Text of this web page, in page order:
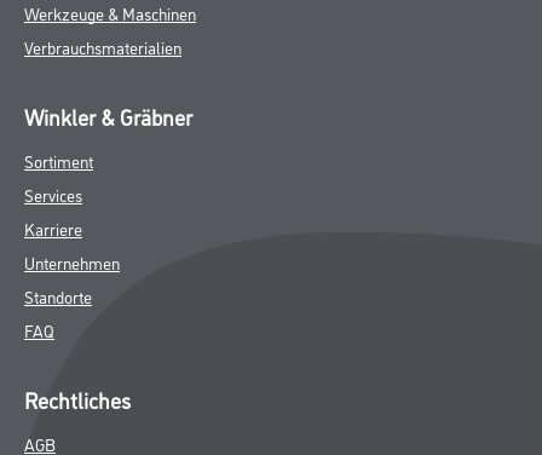
Werkzeuge & Maschinen
Verbrauchsmaterialien
Winkler & Gräbner
Sortiment
Services
Karriere
Unternehmen
Standorte
FAQ
Rechtliches
AGB